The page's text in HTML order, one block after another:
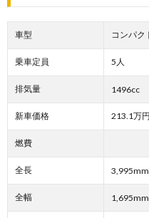
車型 コンパク
乗車定員 5人
排気量 1496cc
新車価格 213.1万円
燃費
全長 3,995mm
全幅 1,695mm